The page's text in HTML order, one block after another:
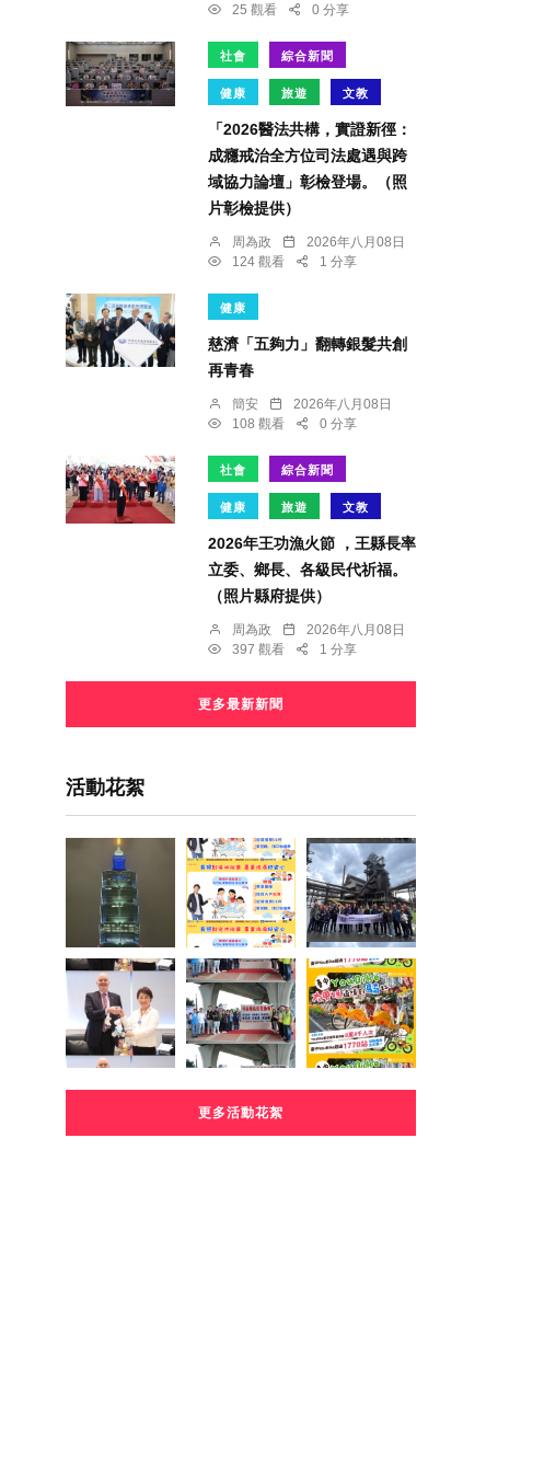
25 觀看
0 分享
社會 綜合新聞
健康 旅遊 文教
「2026醫法共構，實證新徑：
成癮戒治全方位司法處遇與跨
域協力論壇」彰檢登場。（照
片彰檢提供）
周為政
2026年八月08日
124 觀看
1 分享
健康
慈濟「五夠力」翻轉銀髮共創
再青春
簡安
2026年八月08日
108 觀看
0 分享
社會 綜合新聞
健康 旅遊 文教
2026年王功漁火節 ，王縣長率
立委、鄉長、各級民代祈福。
（照片縣府提供）
周為政
2026年八月08日
397 觀看
1 分享
更多最新新聞
活動花絮
更多活動花絮